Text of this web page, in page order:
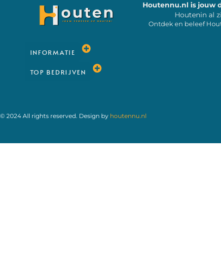
Houtennu.nl is jouw
Houtenin al
Ontdek en beleef
INFORMATIE
TOP BEDRIJVEN
© 2024 All rights reserved. Design by houtennu.nl